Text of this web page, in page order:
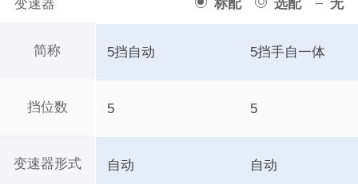
变速器 标配 选配 无
简称
挡位数
变速器形式
5挡自动 5挡手自一体
5 5
自动 自动